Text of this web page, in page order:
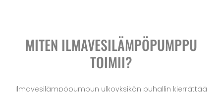
MITEN ILMAVESILÄMPÖPUMPPU
TOIMII?
Ilmavesilämpöpumpun ulkoyksikön puhallin kierrättää